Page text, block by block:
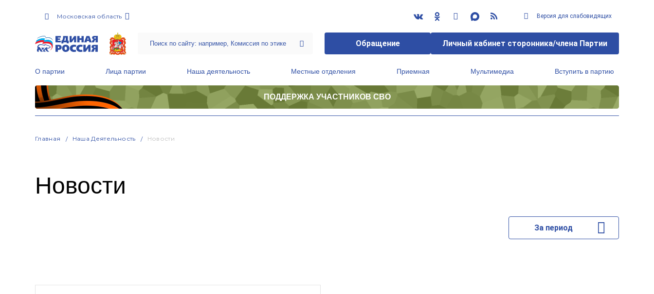
Московская область Версия для слабовидящих
Обращение Личный кабинет сторонника/члена Партии
О партии Лица партии Наша деятельность Местные отделения Приемная Мультимедиа Вступить в партию
ПОДДЕРЖКА УЧАСТНИКОВ СВО
Главная Наша Деятельность Новости
Новости
За период